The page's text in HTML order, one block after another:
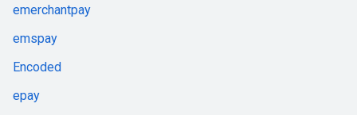
emerchantpay
emspay
Encoded
epay